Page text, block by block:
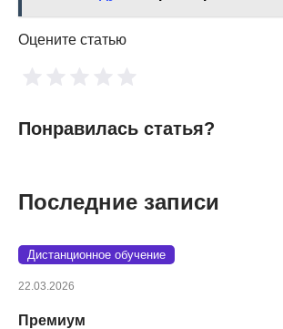
Оцените статью
Понравилась статья?
Последние записи
Дистанционное обучение
22.03.2026
Премиум